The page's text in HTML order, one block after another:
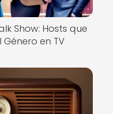
Show: Hosts que
Género en TV